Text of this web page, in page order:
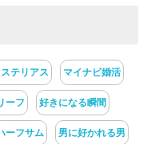
ステリアス マイナビ婚活
ーフ 好きになる瞬間
ーフサム 男に好かれる男